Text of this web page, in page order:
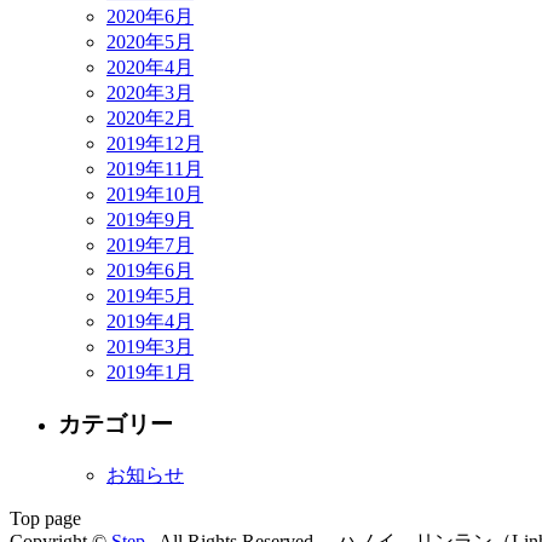
2020年6月
2020年5月
2020年4月
2020年3月
2020年2月
2019年12月
2019年11月
2019年10月
2019年9月
2019年7月
2019年6月
2019年5月
2019年4月
2019年3月
2019年1月
カテゴリー
お知らせ
Top page